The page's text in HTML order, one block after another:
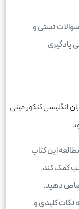
تستی و
یادگیری
انگلیسی کنکور مینی
این کتاب
کمک کند.
دهید.
نکات کلیدی و